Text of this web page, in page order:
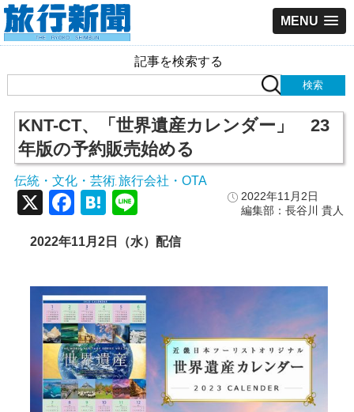
MENU
記事を検索する
KNT-CT、「世界遺産カレンダー」 23
年版の予約販売始める
伝統・文化・芸術 旅行会社・OTA
2022年11月2日
編集部：長谷川 貴人
X Facebook
Hatena
2022年11月2日（水）配信